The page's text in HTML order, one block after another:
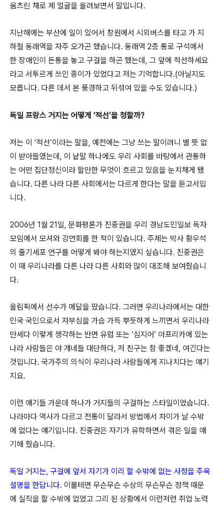
움츠린 채로 제 얼굴을 올려보면서 말입니다.
지난해에는 부산에 일이 있어서 창원에서 시외버스를 타고 가 지
하철 동래역을 자주 오가곤 했습니다. 동래역 2층 통로 구석에서
한 장애인이 돈통을 놓고 구걸을 하곤 했는데, 그 앞에 적선하세요
라고 서투르게 쓰인 종이가 있었다고 저는 기억합니다.(아닐지도
모릅니다. 다른 데서 본 풍경하고 뒤섞여 있을 수도 있습니다.)
독일 프랑스 거지는 어떻게 ‘적선’을 청할까?
저는 이 ‘적선’이라는 말을, 예전에는 그냥 쓰는 말이려니 별 뜻 없
이 받아들였는데, 이 낱말 하나에도 우리 사회를 바탕에서 관통하
는 어떤 집단정신이라 할만한 무엇이 흐르고 있음을 눈치채게 됐
습니다. 다른 나라 다른 사회에서는 다르게 한다는 말을 듣고서입
니다.
2006년 1월 21일, 문화평론가 진중권을 우리 경남도민일보 독자
모임에서 모셔와 강연회를 한 적이 있습니다. 주제는 박사 황우석
의 줄기세포 연구를 어떻게 봐야 하는지였지 싶습니다. 진중권은
이 때 우리나라를 다른 나라 다른 사회와 많이 대조해 보여줬습니
다.
올림픽에서 선수가 메달을 땄습니다. 그러면 우리나라에서는 대한
민국 국민으로서 자부심을 가슴 가득 뿌듯하게 느끼면서 우리나라
만세다 이렇게 생각하는 반면 유럽 또는 ‘심지어’ 아프리카에 있는
나라 사람들은 야 걔네들 대단하다, 저 친구는 참 좋겠네, 여긴다는
것입니다. 국가주의 의식이 우리나라 사람들에게 지나치다는 얘기
지요.
이런 얘기들 가운데 하나가 거지들의 구걸하는 스타일이었습니다.
나라마다 역사가 다르고 전통이 달라서 방법에서 차이가 날 수밖
에 없다는 얘기입니다. 진중권은 자기가 유학하면서 겪은 일을 얘
기해 줬습니다.
독일 거지는, 구걸에 앞서 자기가 이리 할 수밖에 없는 사정을 주욱
설명을 한답니다. 이를테면 무슨무슨 수상의 무슨무슨 정책 때문
에 실직을 할 수밖에 없었고 그리 된 상황에서 이런저런 취업 노력